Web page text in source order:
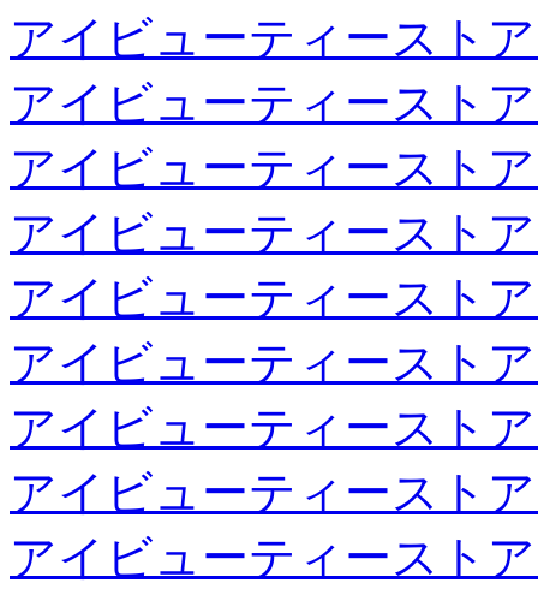
アイビューティースト
アイビューティースト
アイビューティースト
アイビューティースト
アイビューティースト
アイビューティースト
アイビューティースト
アイビューティースト
アイビューティースト